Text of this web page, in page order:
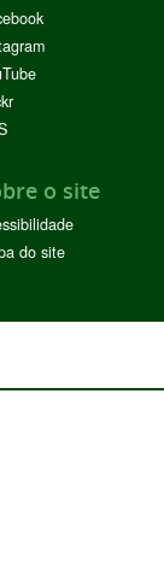
o site
do site